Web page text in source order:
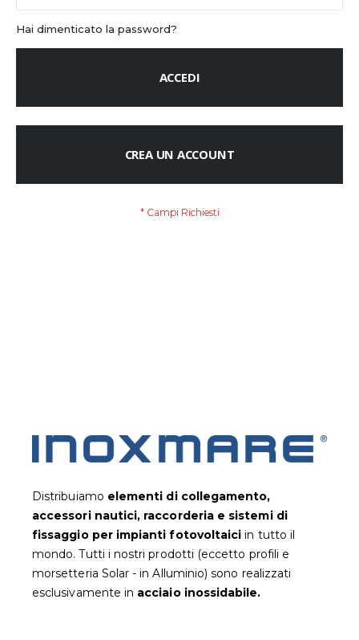
Hai dimenticato la password?
ACCEDI
CREA UN ACCOUNT
Distribuiamo elementi di collegamento,
accessori nautici, raccorderia e sistemi di
fissaggio per impianti fotovoltaici in tutto il
mondo. Tutti i nostri prodotti (eccetto profili e
morsetteria Solar - in Alluminio) sono realizzati
esclusivamente in acciaio inossidabile.